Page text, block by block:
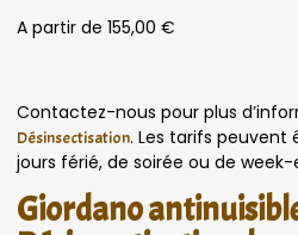
A partir de 155,00 €
Contactez-nous pour plus
Désinsectisation. Les tarifs peuvent
jours férié, de soirée ou de week-
Giordano